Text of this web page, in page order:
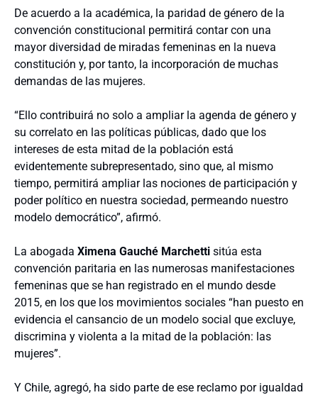
De acuerdo a la académica, la paridad de género de la
convención constitucional permitirá contar con una
mayor diversidad de miradas femeninas en la nueva
constitución y, por tanto, la incorporación de muchas
demandas de las mujeres.
“Ello contribuirá no solo a ampliar la agenda de género y
su correlato en las políticas públicas, dado que los
intereses de esta mitad de la población está
evidentemente subrepresentado, sino que, al mismo
tiempo, permitirá ampliar las nociones de participación y
poder político en nuestra sociedad, permeando nuestro
modelo democrático”, afirmó.
La abogada Ximena Gauché Marchetti sitúa esta
convención paritaria en las numerosas manifestaciones
femeninas que se han registrado en el mundo desde
2015, en los que los movimientos sociales “han puesto en
evidencia el cansancio de un modelo social que excluye,
discrimina y violenta a la mitad de la población: las
mujeres”.
Y Chile, agregó, ha sido parte de ese reclamo por igualdad